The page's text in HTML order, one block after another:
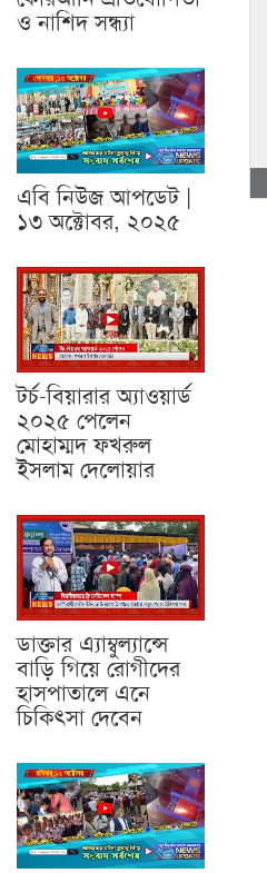
ও নাশিদ সন্ধ্যা
এবি নিউজ আপডেট |
১৩ অক্টোবর, ২০২৫
টর্চ-বিয়ারার অ্যাওয়ার্ড
২০২৫ পেলেন
মোহাম্মদ ফখরুল
ইসলাম দেলোয়ার
ডাক্তার এ্যাম্বুল্যান্সে
বাড়ি গিয়ে রোগীদের
হাসপাতালে এনে
চিকিৎসা দেবেন